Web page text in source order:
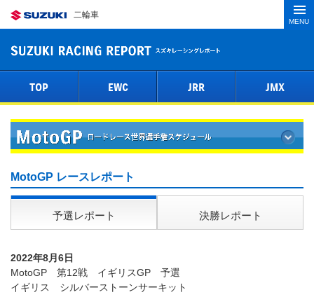
二輪車
MENU
TOP EWC JRR JMX
MotoGP レースレポート
予選レポート 決勝レポート
2022年8月6日
MotoGP 第12戦 イギリスGP 予選
イギリス シルバーストーンサーキット